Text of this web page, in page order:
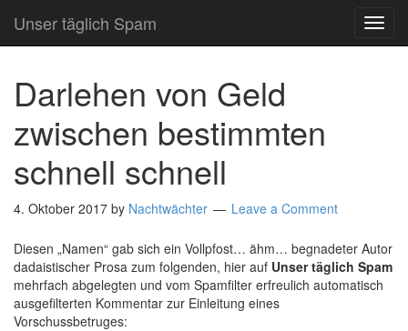
Unser täglich Spam
Darlehen von Geld
zwischen bestimmten
schnell schnell
4. Oktober 2017 by Nachtwächter Leave a Comment
Diesen „Namen“ gab sich ein Vollpfost… ähm… begnadeter Autor
dadaistischer Prosa zum folgenden, hier auf Unser täglich Spam
mehrfach abgelegten und vom Spamfilter erfreulich automatisch
ausgefilterten Kommentar zur Einleitung eines
Vorschussbetruges: